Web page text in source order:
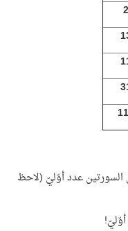
2
عدد أوّليّ (لاحظ